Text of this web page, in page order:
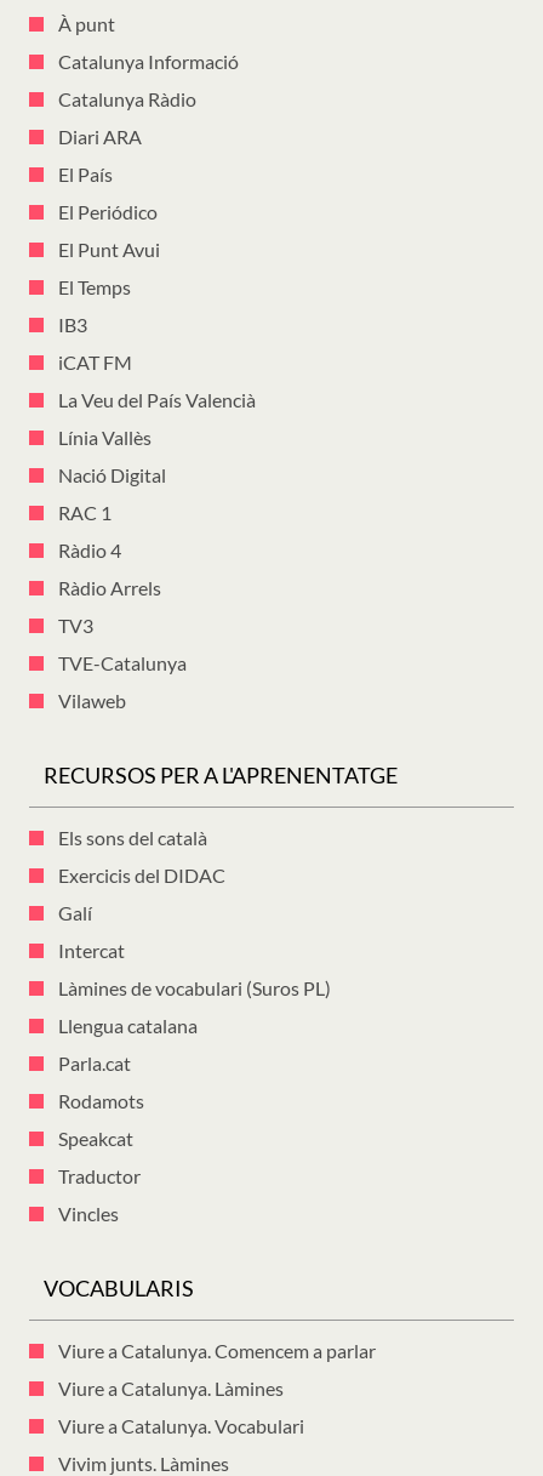
À punt
Catalunya Informació
Catalunya Ràdio
Diari ARA
El País
El Periódico
El Punt Avui
El Temps
IB3
iCAT FM
La Veu del País Valencià
Línia Vallès
Nació Digital
RAC 1
Ràdio 4
Ràdio Arrels
TV3
TVE-Catalunya
Vilaweb
RECURSOS PER A L'APRENENTATGE
Els sons del català
Exercicis del DIDAC
Galí
Intercat
Làmines de vocabulari (Suros PL)
Llengua catalana
Parla.cat
Rodamots
Speakcat
Traductor
Vincles
VOCABULARIS
Viure a Catalunya. Comencem a parlar
Viure a Catalunya. Làmines
Viure a Catalunya. Vocabulari
Vivim junts. Làmines